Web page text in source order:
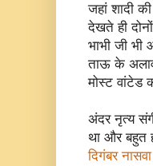
जहां शादी
देखते ही
भाभी जी भी
ताऊ के
मोस्ट वांटेड
अंदर नृत्य
था और बहुत
दिगंबर नासवा